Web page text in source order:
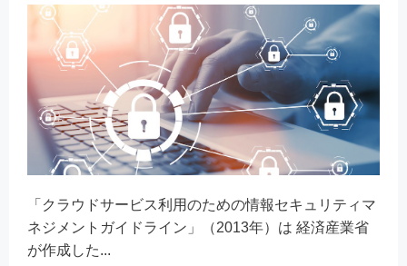
「クラウドサービス利用のための情報セキュリティマ
ネジメントガイドライン」（2013年）は 経済産業省
が作成した...